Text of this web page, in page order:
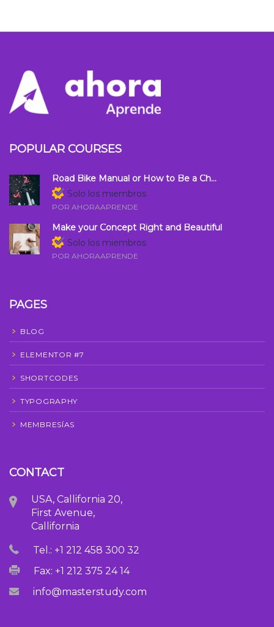
POPULAR COURSES
Road Bike Manual or How to Be a Ch...
Solo los miembros
POR AHORAAPRENDE
Make your Concept Right and Beautiful
Solo los miembros
POR AHORAAPRENDE
PAGES
BLOG
ELEMENTOR #7
SHORTCODES
TYPOGRAPHY
MEMBRESÍAS
CONTACT
USA, Callifornia 20,
First Avenue,
Callifornia
Tel.: +1 212 458 300 32
Fax: +1 212 375 24 14
info@masterstudy.com